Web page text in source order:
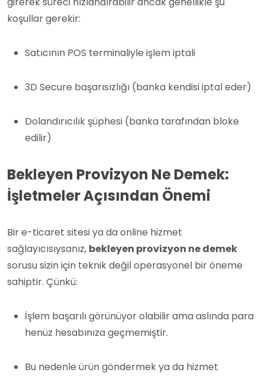
koşullar gerekir:
Satıcının POS terminaliyle işlem iptali
3D Secure başarısızlığı (banka kendisi iptal eder)
Dolandırıcılık şüphesi (banka tarafından bloke
edilir)
Bekleyen Provizyon Ne Demek:
İşletmeler Açısından Önemi
Bir e-ticaret sitesi ya da online hizmet
sağlayıcısıysanız, bekleyen provizyon ne demek
sorusu sizin için teknik değil operasyonel bir öneme
sahiptir. Çünkü:
İşlem başarılı görünüyor olabilir ama aslında para
henüz hesabınıza geçmemiştir.
Bu nedenle ürün göndermek ya da hizmet